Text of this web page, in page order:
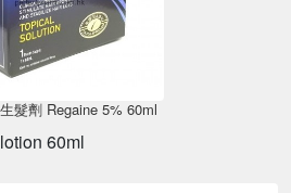
髮劑 Regaine 5% 60ml
60ml